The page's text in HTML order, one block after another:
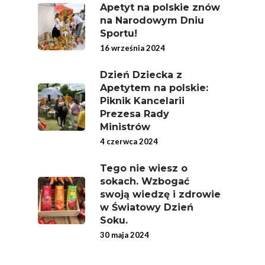
Apetyt na polskie znów
na Narodowym Dniu
Sportu!
16 września 2024
Dzień Dziecka z
Apetytem na polskie:
Piknik Kancelarii
Prezesa Rady
Ministrów
4 czerwca 2024
Tego nie wiesz o
sokach. Wzbogać
swoją wiedzę i zdrowie
w Światowy Dzień
Soku.
30 maja 2024
Polskie
Baza Warzyw I
Kalendarz Warzyw I
Owoców
Soki
Warzywne